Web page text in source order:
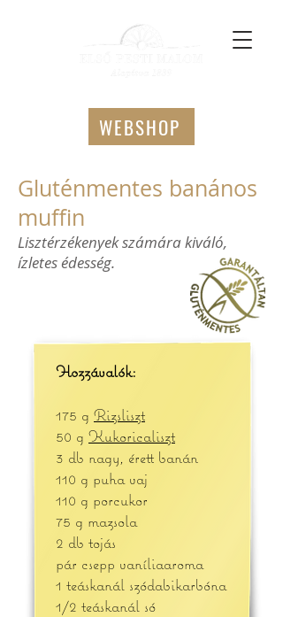
WEBSHOP
Gluténmentes banános
muffin
Lisztérzékenyek számára kiváló,
ízletes édesség.
Hozzávalók:
175 g Rizsliszt
50 g Kukoricaliszt
3 db nagy, érett banán
110 g puha vaj
110 g porcukor
75 g mazsola
2 db tojás
pár csepp vaníliaaroma
1 teáskanál szódabikarbóna
1/2 teáskanál só